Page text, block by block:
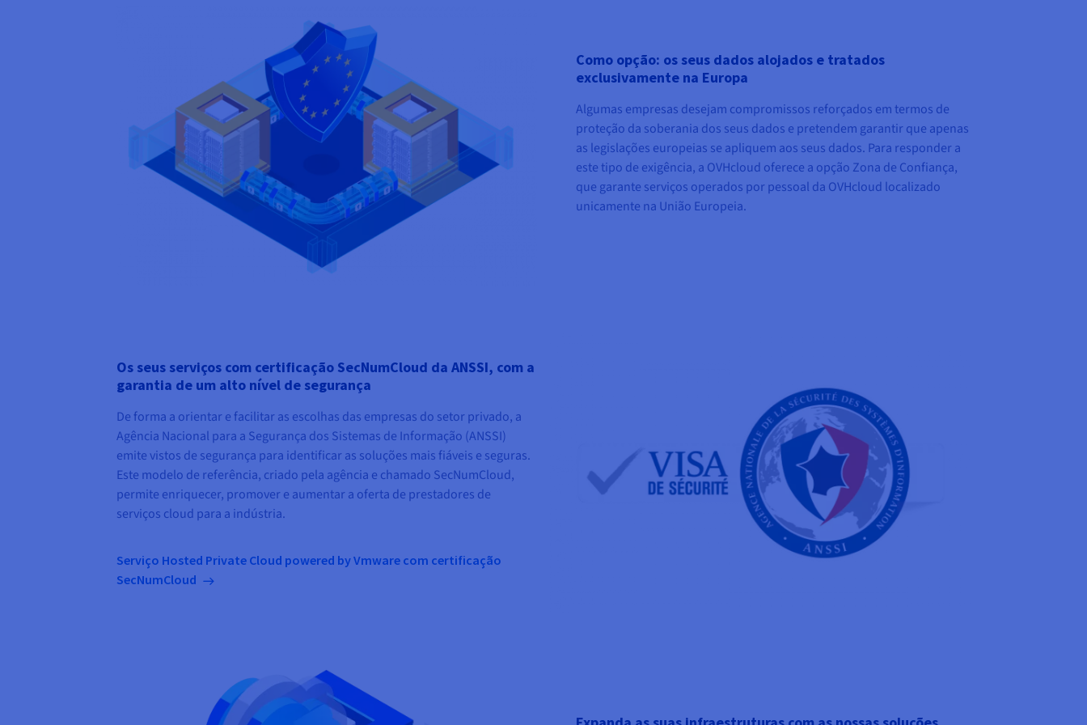
Como opção: os seus dados alojados e tratados
exclusivamente na Europa
Algumas empresas desejam compromissos reforçados em termos de
proteção da soberania dos seus dados e pretendem garantir que apenas
as legislações europeias se apliquem aos seus dados. Para responder a
este tipo de exigência, a OVHcloud oferece a opção Zona de Confiança,
que garante serviços operados por pessoal da OVHcloud localizado
unicamente na União Europeia.
Os seus serviços com certificação SecNumCloud da ANSSI, com a
garantia de um alto nível de segurança
De forma a orientar e facilitar as escolhas das empresas do setor privado, a
Agência Nacional para a Segurança dos Sistemas de Informação (ANSSI)
emite vistos de segurança para identificar as soluções mais fiáveis e seguras.
Este modelo de referência, criado pela agência e chamado SecNumCloud,
permite enriquecer, promover e aumentar a oferta de prestadores de
serviços cloud para a indústria.
Serviço Hosted Private Cloud powered by Vmware com certificação
SecNumCloud